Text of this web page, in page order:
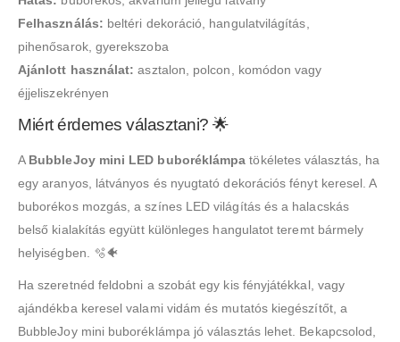
Felhasználás: beltéri dekoráció, hangulatvilágítás,
pihenősarok, gyerekszoba
Ajánlott használat: asztalon, polcon, komódon vagy
éjjeliszekrényen
Miért érdemes választani? 🌟
A BubbleJoy mini LED buboréklámpa tökéletes választás, ha
egy aranyos, látványos és nyugtató dekorációs fényt keresel. A
buborékos mozgás, a színes LED világítás és a halacskás
belső kialakítás együtt különleges hangulatot teremt bármely
helyiségben. 🫧🐠
Ha szeretnéd feldobni a szobát egy kis fényjátékkal, vagy
ajándékba keresel valami vidám és mutatós kiegészítőt, a
BubbleJoy mini buboréklámpa jó választás lehet. Bekapcsolod,